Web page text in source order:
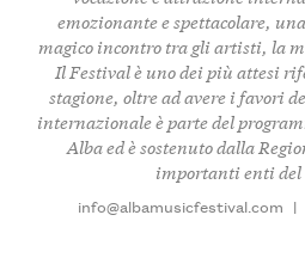
emozionante e spettacolare,
magico incontro tra gli artisti, la
Il Festival è uno dei più attesi
stagione, oltre ad avere i favori
internazionale è parte del
Alba ed è sostenuto dalla
importanti enti
info@albamusicfestival.com |